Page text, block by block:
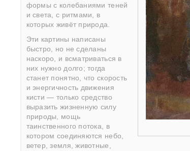
формы с колебаниями теней
и света, с ритмами, в
которых живёт природа.
Эти картины написаны
быстро, но не сделаны
наскоро, и всматриваться в
них нужно долго; тогда
станет понятно, что скорость
и энергичность движения
кисти — только средство
выразить жизненную силу
природы, мощь
таинственного потока, в
котором соединяются небо,
ветер, земля, животные,